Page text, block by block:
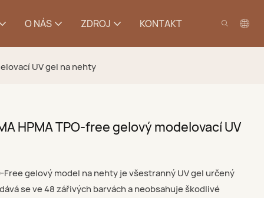
O NÁS ZDROJ KONTAKT
UV gel na nehty
HPMA TPO-free gelový modelovací UV
Free gelový model na nehty je všestranný UV gel určený
se ve 48 zářivých barvách a neobsahuje škodlivé